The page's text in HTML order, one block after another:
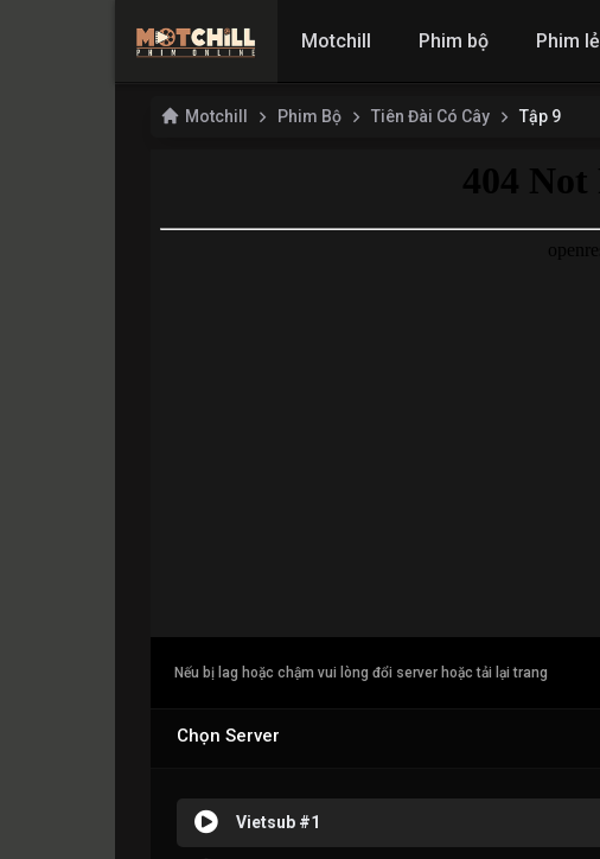
Motchill Phim bộ Phim lẻ
Motchill Phim Bộ Tiên Đài Có Cây Tập 9
Nếu bị lag hoặc chậm vui lòng đổi server hoặc tải lại trang
Chọn Server
Vietsub #1